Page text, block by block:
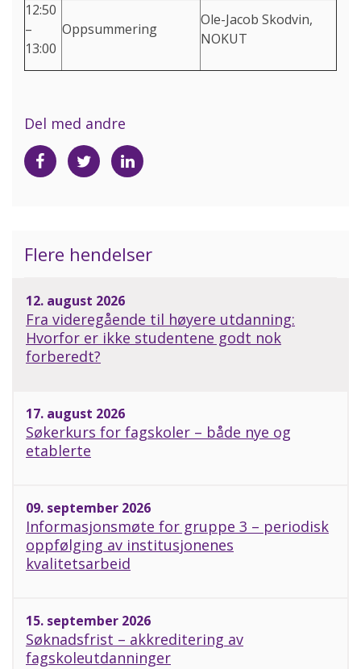
12:50
–
13:00
Oppsummering
Ole-Jacob Skodvin,
NOKUT
Del med andre
Del
på
Del
på
Del
på
Flere hendelser
12. august 2026
Fra videregående til høyere utdanning:
Hvorfor er ikke studentene godt nok
forberedt?
17. august 2026
Søkerkurs for fagskoler – både nye og
etablerte
09. september 2026
Informasjonsmøte for gruppe 3 – periodisk
oppfølging av institusjonenes
kvalitetsarbeid
15. september 2026
Søknadsfrist – akkreditering av
fagskoleutdanninger